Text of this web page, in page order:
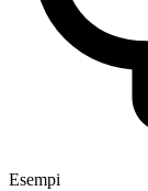
Esempi